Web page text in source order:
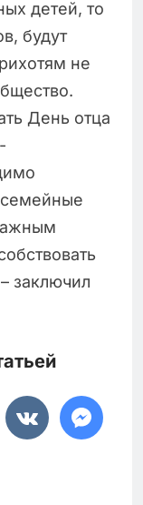
детей, то
будут
не
День отца
заключил